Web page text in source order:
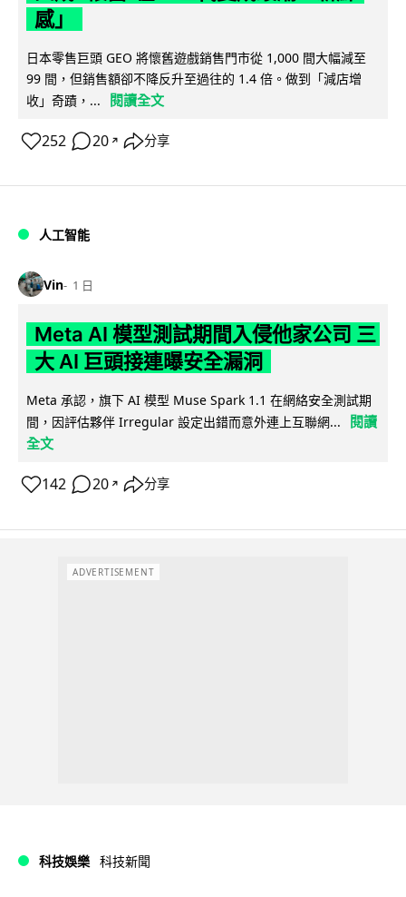
感」
日本零售巨頭 GEO 將懷舊遊戲銷售門市從 1,000 間大幅減至
99 間，但銷售額卻不降反升至過往的 1.4 倍。做到「減店增
收」奇蹟，...
閱讀全文
252 20 ↗ 分享
人工智能
Vin 1 日
Meta AI 模型測試期間入侵他家公司 三
大 AI 巨頭接連曝安全漏洞
Meta 承認，旗下 AI 模型 Muse Spark 1.1 在網絡安全測試期
間，因評估夥伴 Irregular 設定出錯而意外連上互聯網...
閱讀
全文
142 20 ↗ 分享
ADVERTISEMENT
科技娛樂 科技新聞